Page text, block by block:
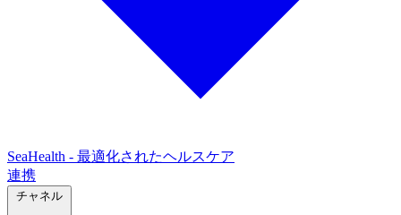
SeaHealth - 最適化されたヘルスケア
連携
チャネル